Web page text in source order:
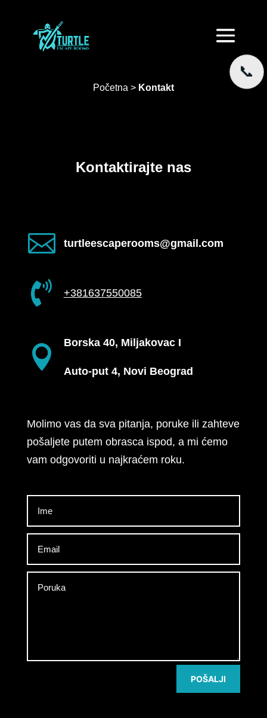
Početna > Kontakt
Kontaktirajte nas
 turtleescaperooms@gmail.com
 +381637550085

Borska 40, Miljakovac I
Auto-put 4, Novi Beograd
Molimo vas da sva pitanja, poruke ili zahteve
pošaljete putem obrasca ispod, a mi ćemo
vam odgovoriti u najkraćem roku.
POŠALJI
📞